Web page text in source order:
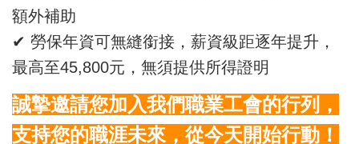
額外補助
✔ 勞保年資可無縫銜接，薪資級距逐年提升，
最高至45,800元，無須提供所得證明
誠摯邀請您加入我們職業工會的行列，
支持您的職涯未來，從今天開始行動！